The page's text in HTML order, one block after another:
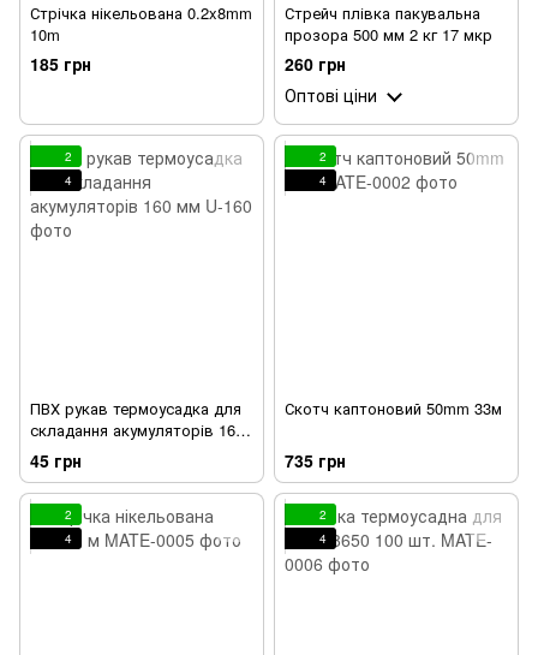
Стрічка нікельована 0.2x8mm
10m
185 грн
Стрейч плівка пакувальна
прозора 500 мм 2 кг 17 мкр
260 грн
Оптові ціни
2
4
ПВХ рукав термоусадка для
складання акумуляторів 160
мм
45 грн
2
4
Скотч каптоновий 50mm 33м
735 грн
2
4
2
4